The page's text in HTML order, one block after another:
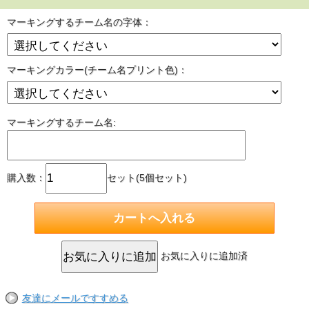
マーキングするチーム名の字体：
マーキングカラー(チーム名プリント色)：
マーキングするチーム名:
購入数： セット(5個セット)
お気に入りに追加済
友達にメールですすめる